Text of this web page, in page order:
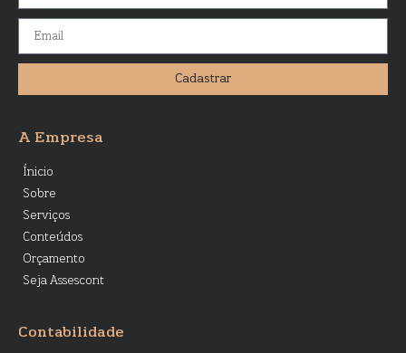
Cadastrar
A Empresa
Ínicio
Sobre
Serviços
Conteúdos
Orçamento
Seja Assescont
Contabilidade